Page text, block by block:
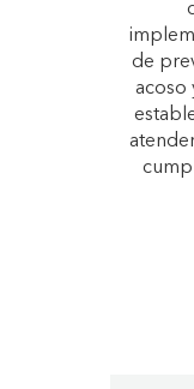
de
acoso